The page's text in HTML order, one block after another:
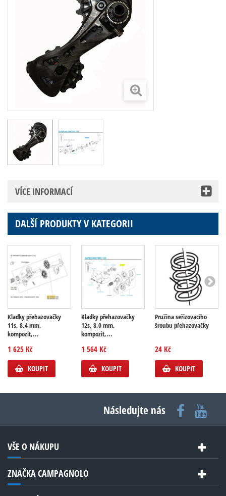
VÍCE INFORMACÍ
DALŠÍ PRODUKTY V KATEGORII
Kladky přehazovačky
11s, 8,4 mm,
kompozit,...
1 625 Kč
KOUPIT
Kladky přehazovačky
12s, 8,0 mm,
kompozit,...
1 564 Kč
KOUPIT
Pružina seřizovacího
šroubu přehazovačky
24 Kč
KOUPIT
Následujte nás
VŠE O NÁKUPU
ZNAČKA CAMPAGNOLO